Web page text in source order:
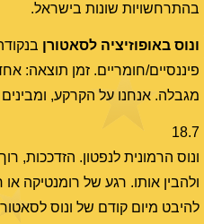
בהתרחשויות שונות בישראל.
ונוס באופוזיציה לסאטורן
פיננסיים/חומריים. זמן תוצאה:
מגבלה. אנחנו על הקרקע,
18.7
ונוס הרמונית לנפטון.
ולהבין אותו. רגע של רומנטיקה
להיבט מיום קודם של ונוס